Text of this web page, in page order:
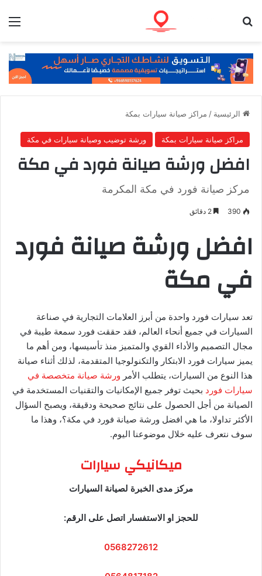
الرئيسية / مراكز صيانة سيارات بمكة
مراكز صيانة سيارات بمكة ورشة توضيب وصيانة سيارات في مكة
افضل ورشة صيانة فورد في مكة
مركز صيانة فورد في مكة المكرمة
390
افضل ورشة صيانة فورد
في مكة
تعد سيارات فورد واحدة من أبرز العلامات التجارية في صناعة
السيارات في جميع أنحاء العالم، فقد حققت فورد سمعة طيبة في
مجال التصميم والأداء القوي والمتميز منذ تأسيسها، ومن أهم ما
يميز سيارات فورد الابتكار والتكنولوجيا المتقدمة، لذلك أثناء صيانة
هذا النوع من السيارات، يتطلب الأمر ورشة صيانة متخصصة في
سيارات فورد بحيث توفر جميع الإمكانيات والتقنيات المستخدمة في
الصيانة من أجل الحصول على نتائج صحيحة ودقيقة، ويصبح السؤال
الأكثر تداولا، ما هي افضل ورشة صيانة فورد في مكة؟، وهذا ما
سوف نتعرف عليه خلال موضوعنا اليوم.
ميكانيكي سيارات
مركز مدى الخبرة لصيانة السيارات
للحجز او الاستفسار اتصل على الرقم:
0568272612